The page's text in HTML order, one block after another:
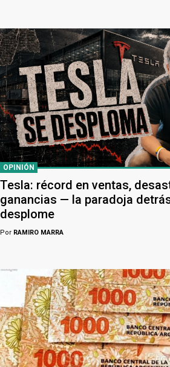
OPINIÓN
Tesla: récord en ventas,
ganancias — la paradoja
desplome
Por RAMIRO MARRA